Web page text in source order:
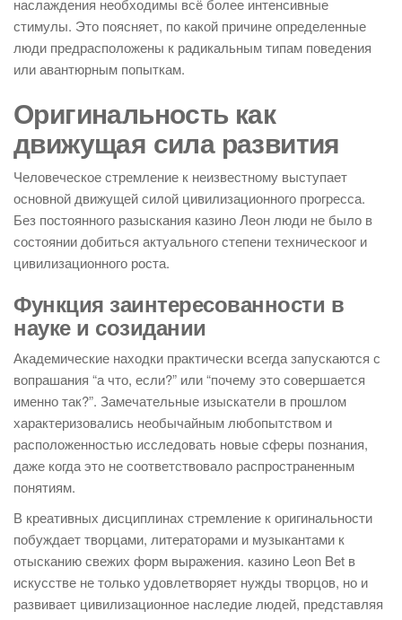
наслаждения необходимы всё более интенсивные
стимулы. Это поясняет, по какой причине определенные
люди предрасположены к радикальным типам поведения
или авантюрным попыткам.
Оригинальность как
движущая сила развития
Человеческое стремление к неизвестному выступает
основной движущей силой цивилизационного прогресса.
Без постоянного разыскания казино Леон люди не было в
состоянии добиться актуального степени техническоог и
цивилизационного роста.
Функция заинтересованности в
науке и созидании
Академические находки практически всегда запускаются с
вопрашания “а что, если?” или “почему это совершается
именно так?”. Замечательные изыскатели в прошлом
характеризовались необычайным любопытством и
расположенностью исследовать новые сферы познания,
даже когда это не соответствовало распространенным
понятиям.
В креативных дисциплинах стремление к оригинальности
побуждает творцами, литераторами и музыкантами к
отысканию свежих форм выражения. казино Leon Bet в
искусстве не только удовлетворяет нужды творцов, но и
развивает цивилизационное наследие людей, представляя